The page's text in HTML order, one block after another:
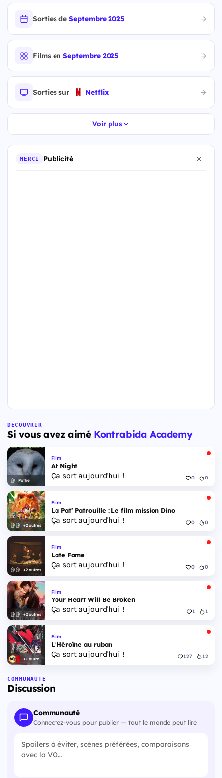
Sorties deSeptembre 2025
Films enSeptembre 2025
Sorties sur Netflix
Voir plus
MERCI Publicité
DÉCOUVRIR
Si vous avez aimé Kontrabida Academy
Pathé
Film
At Night
Ça sort aujourd'hui ! 0 0
+2 autres
Film
La Pat’ Patrouille : Le film mission Dino
Ça sort aujourd'hui ! 0 0
+2 autres
Film
Late Fame
Ça sort aujourd'hui ! 0 0
+2 autres
Film
Your Heart Will Be Broken
Ça sort aujourd'hui ! 1 1
+1 autre
Film
L'Héroïne au ruban
Ça sort aujourd'hui ! 127 12
COMMUNAUTÉ
Discussion
Communauté
Connectez-vous pour publier — tout le monde peut lire